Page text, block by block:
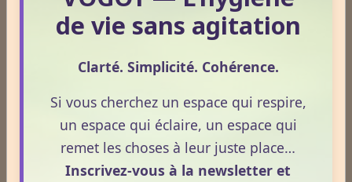
Cet article propose une mise au point claire et
accessible pour comprendre comment le CBD
s’inscrit dans une démarche de prévention, sans
maîtriser le concept.
Le 13/05/2026
Le CBD suscite un intérêt croissant lorsqu’il est
son rôle réel, son cadre légal et ses usages
externes restent souvent mal compris. Cet article
propose une mise au point claire, moderne et
conforme à la réglementation française de 2026,
CBD : l'anti-inflammatoire du 21ème siècle.
de vie sans agitation
Clarté. Simplicité. Cohérence.
Si vous cherchez un espace qui respire,
un espace qui éclaire, un espace qui
remet les choses à leur juste place…
Inscrivez-vous à la newsletter et